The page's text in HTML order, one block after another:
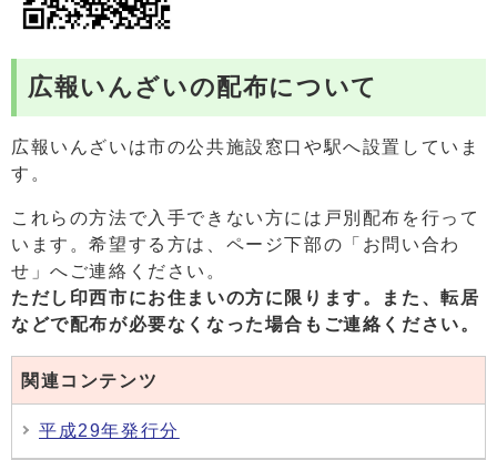
広報いんざいの配布について
広報いんざいは市の公共施設窓口や駅へ設置していま
す。
これらの方法で入手できない方には戸別配布を行って
います。希望する方は、ページ下部の「お問い合わ
せ」へご連絡ください。
ただし印西市にお住まいの方に限ります。また、転居
などで配布が必要なくなった場合もご連絡ください。
関連コンテンツ
平成29年発行分